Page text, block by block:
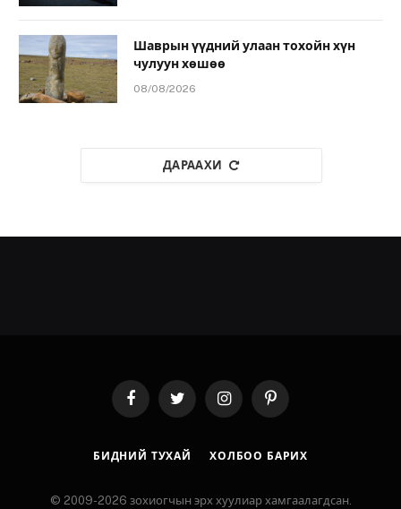
Шаврын үүдний улаан тохойн хүн
чулуун хөшөө
08/08/2026
ДАРААХИ
FacebookTwitter InstagramPinterest
БИДНИЙ ТУХАЙ ХОЛБОО БАРИХ
© 2009-2026 зохиогчын эрх хуулиар хамгаалагдсан.